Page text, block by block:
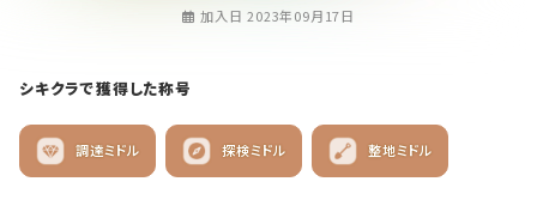
加入日 2023年09月17日
シキクラで獲得した称号
調達ミドル 探検ミドル 整地ミドル